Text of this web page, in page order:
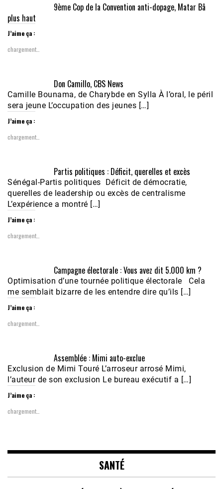
9ème Cop de la Convention anti-dopage, Matar Bâ
plus haut
J’aime ça :
chargement…
Don Camillo, CBS News
Camille Bounama, de Charybde en Sylla À l’oral, le péril
sera jeune L’occupation des jeunes […]
J’aime ça :
chargement…
Partis politiques : Déficit, querelles et excès
Sénégal-Partis politiques Déficit de démocratie,
querelles de leadership ou excès de centralisme
L’expérience a montré […]
J’aime ça :
chargement…
Campagne électorale : Vous avez dit 5.000 km ?
Optimisation d’une tournée politique électorale Cela
me semblait bizarre de les entendre dire qu’ils […]
J’aime ça :
chargement…
Assemblée : Mimi auto-exclue
Exclusion de Mimi Touré L’arroseur arrosé Mimi,
l’auteur de son exclusion Le bureau exécutif a […]
J’aime ça :
chargement…
SANTÉ